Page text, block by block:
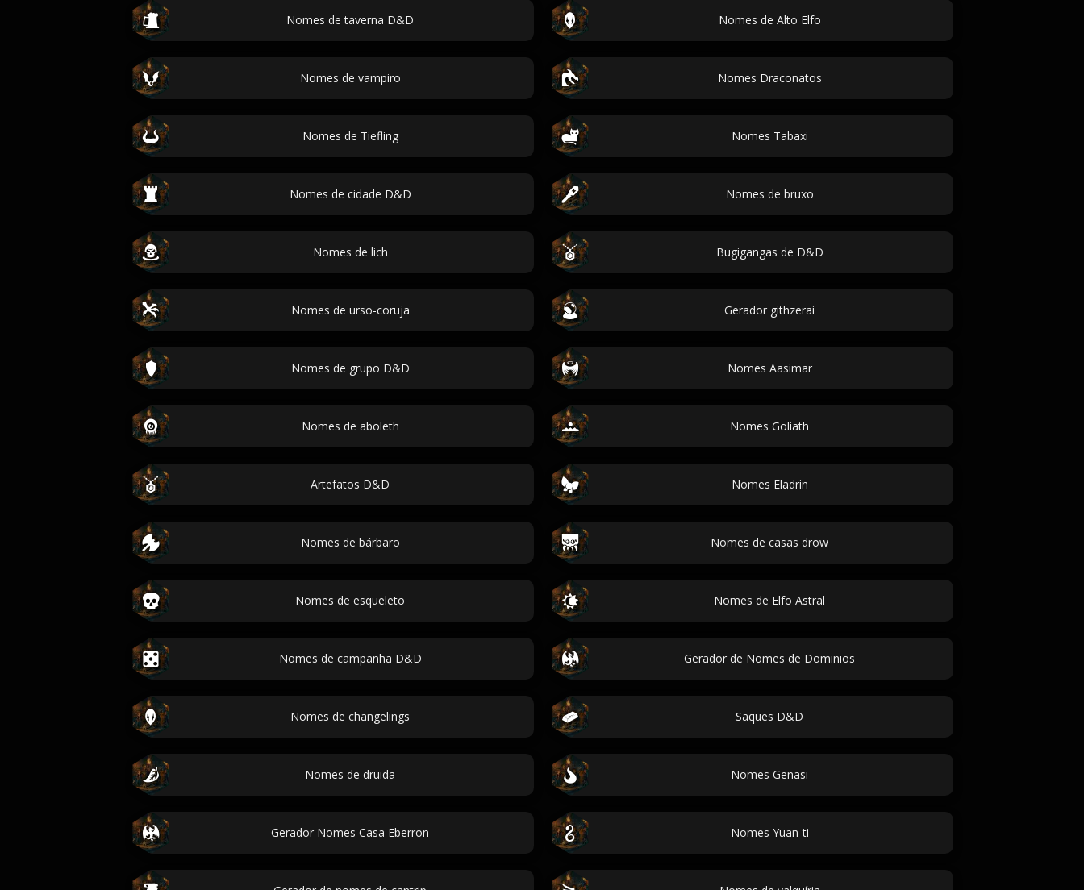
Nomes de taverna D&D Nomes de Alto Elfo
Nomes de vampiro Nomes Draconatos
Nomes de Tiefling Nomes Tabaxi
Nomes de cidade D&D Nomes de bruxo
Nomes de lich Bugigangas de D&D
Nomes de urso-coruja Gerador githzerai
Nomes de grupo D&D Nomes Aasimar
Nomes de aboleth Nomes Goliath
Artefatos D&D Nomes Eladrin
Nomes de bárbaro Nomes de casas drow
Nomes de esqueleto Nomes de Elfo Astral
Nomes de campanha D&D Gerador de Nomes de Dominios
Nomes de changelings Saques D&D
Nomes de druida Nomes Genasi
Gerador Nomes Casa Eberron Nomes Yuan-ti